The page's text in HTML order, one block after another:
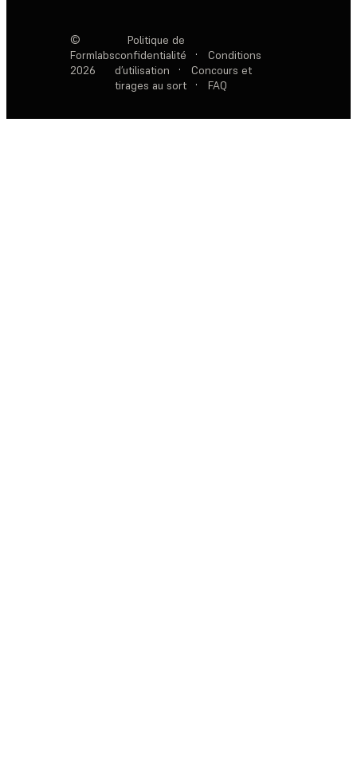
©
Formlabs
2026
Politique de
confidentialité
·
Conditions
d’utilisation
·
Concours et
tirages au sort
· FAQ